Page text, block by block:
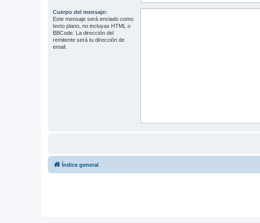
Cuerpo del mensaje:
Este mensaje será enviado como
texto plano, no incluyas HTML o
BBCode. La dirección del
remitente será tu dirección de
email.
Índice general